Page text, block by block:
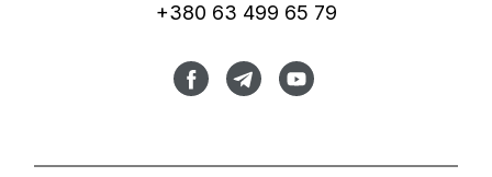
+380 63 499 65 79